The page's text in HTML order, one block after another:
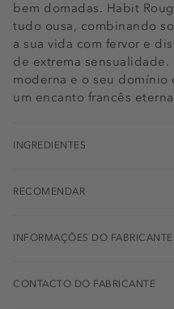
bem domadas. Habit
tudo ousa, combinando
a sua vida com fervor e
de extrema sensualidade.
moderna e o seu domínio
um encanto francês
INGREDIENTES
RECOMENDAR
INFORMAÇÕES DO FABRICANTE
CONTACTO DO FABRICANTE